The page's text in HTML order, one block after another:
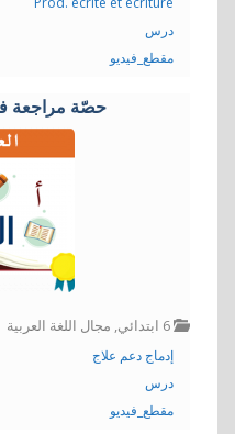
درس
مقطع_فيديو
حصّة مراجعة في
6 ابتدائي , مجال اللغة العربية
إدماج دعم علاج
درس
مقطع_فيديو